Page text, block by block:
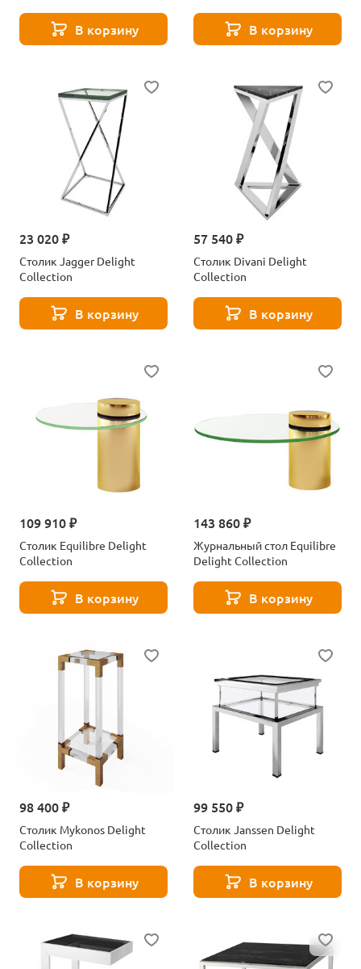
В корзину В корзину
23 020 ₽
Столик Jagger Delight
Collection
В корзину
57 540 ₽
Столик Divani Delight
Collection
В корзину
109 910 ₽
Столик Equilibre Delight
Collection
В корзину
143 860 ₽
Журнальный стол Equilibre
Delight Collection
В корзину
98 400 ₽
Столик Mykonos Delight
Collection
В корзину
99 550 ₽
Столик Janssen Delight
Collection
В корзину